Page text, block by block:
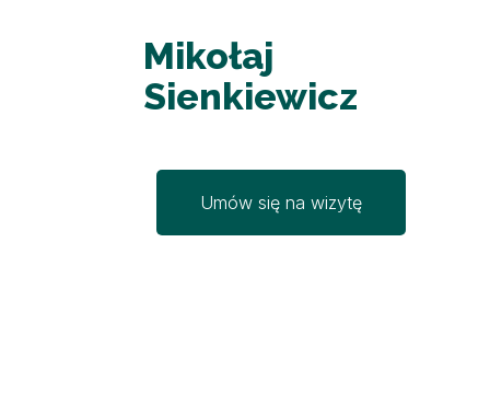
Mikołaj
Sienkiewicz
Umów się na wizytę